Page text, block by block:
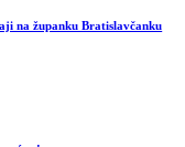
na županku Bratislavčanku